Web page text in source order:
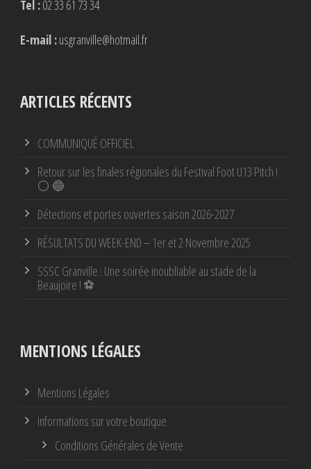
Tel :02 33 61 73 34
E-mail :usgranville@hotmail.fr
ARTICLES RÉCENTS
COMMUNIQUÉ OFFICIEL
Retour sur les finales régionales du Festival Foot U13 Pitch !
⚪ 🔵
Détections et portes ouvertes saison 2026-2027
RÉSULTATS DU WEEK-END – 1er et 2 Novembre 2025
SSSC Granville : Une soirée inoubliable au stade de la
Beaujoire ! ⚽
MENTIONS LÉGALES
Mentions Légales
Informations sur votre boutique
Conditions Générales de Vente